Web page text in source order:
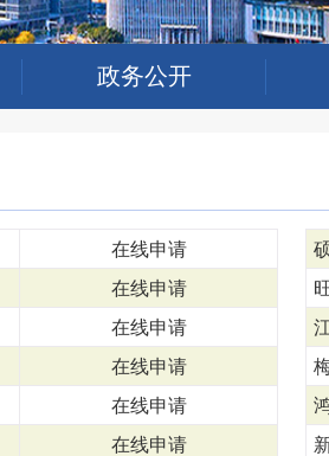
政务公开
在线申请
在线申请
在线申请
在线申请
在线申请
在线申请